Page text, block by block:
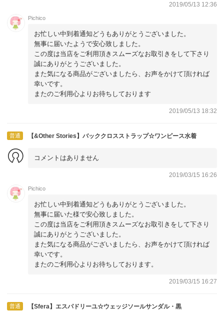
2019/05/13 12:36
Pichico
お忙しい中到着通知どうもありがとうございました。
無事に届いたようで安心致しました。
この度は当店をご利用頂きスムーズなお取引きをして下さり
誠にありがとうございました。
また気になる商品がございましたら、お声をかけて頂ければ
幸いです。
またのご利用心よりお待ちしております
2019/05/13 18:32
普通 【&Other Stories】バッククロスストラップ☆ワンピース水着
コメントはありません
2019/03/15 16:26
Pichico
お忙しい中到着通知どうもありがとうございました。
無事に届いた様で安心致しました。
この度は当店をご利用頂きスムーズなお取引きをして下さり
誠にありがとうございました。
また気になる商品がございましたら、お声をかけて頂ければ
幸いです。
またのご利用心よりお待ちしております。
2019/03/15 16:27
普通 【Sfera】エスパドリーユ☆ウェッジソールサンダル・黒